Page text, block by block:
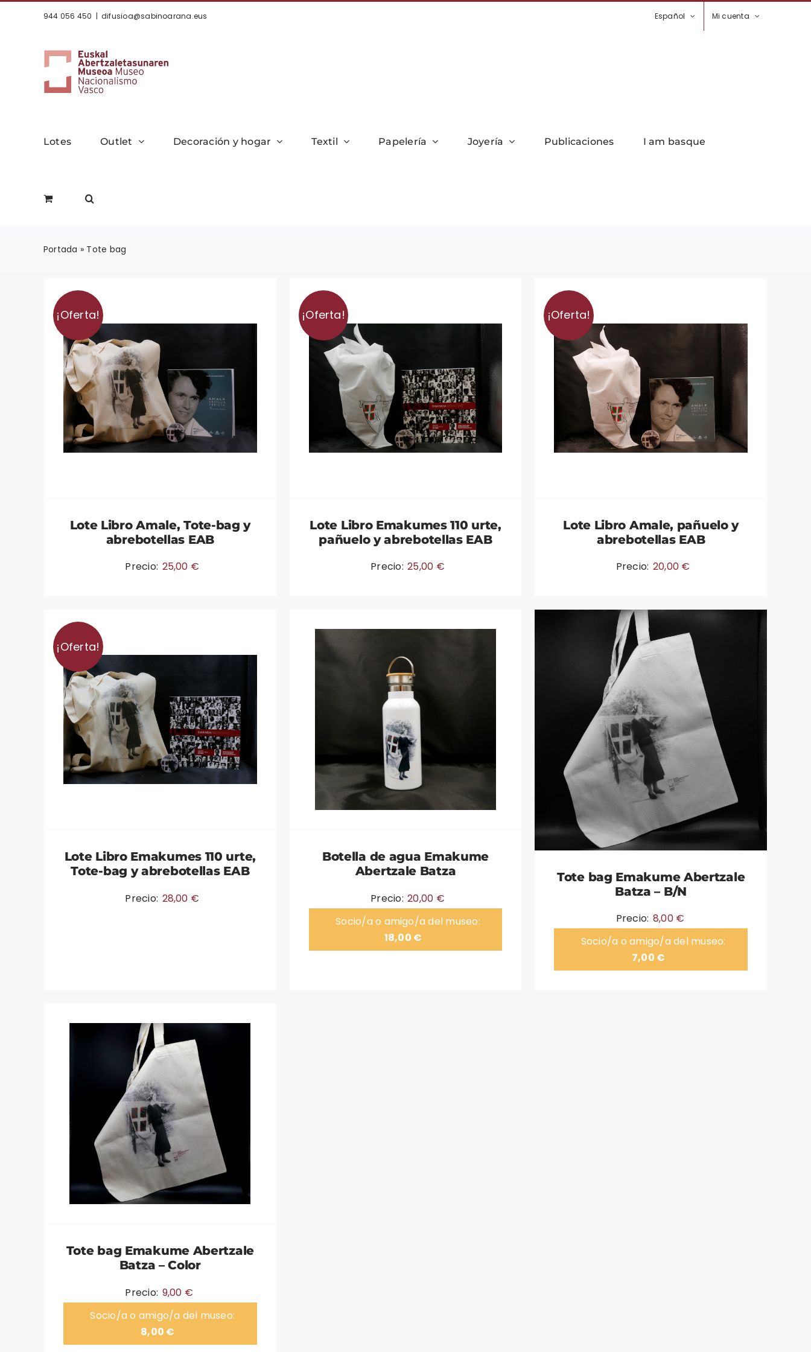
944 056 450 | difusioa@sabinoarana.eus Español Mi cuenta
Lotes Outlet Decoración y hogar Textil Papelería Joyería Publicaciones I am basque
Portada » Tote bag
¡Oferta!
Lote Libro Amale, Tote-bag y
abrebotellas EAB
Precio: 25,00 €
¡Oferta!
Lote Libro Emakumes 110 urte,
pañuelo y abrebotellas EAB
Precio: 25,00 €
¡Oferta!
Lote Libro Amale, pañuelo y
abrebotellas EAB
Precio: 20,00 €
¡Oferta!
Lote Libro Emakumes 110 urte,
Tote-bag y abrebotellas EAB
Precio: 28,00 €
Botella de agua Emakume
Abertzale Batza
Precio: 20,00 €
Socio/a o amigo/a del museo:
18,00 €
Tote bag Emakume Abertzale
Batza – B/N
Precio: 8,00 €
Socio/a o amigo/a del museo:
7,00 €
Tote bag Emakume Abertzale
Batza – Color
Precio: 9,00 €
Socio/a o amigo/a del museo:
8,00 €